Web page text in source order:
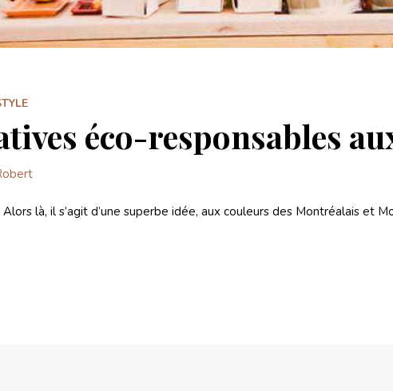
éco-responsables
là, il s’agit d’une superbe idée, aux couleurs des Montréalais et